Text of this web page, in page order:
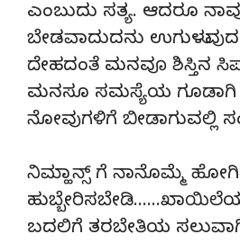
ಎಂಬುದು ಸತ್ಯ. ಆದರೂ
ಬೇಡವಾದುದನು
ದೇಹದಂತೆ ಮನವೂ ಶಿಸ್ತಿನ
ಮನಸೂ ಸಮಸ್ಯೆಯ ಗೂಡಾಗಿ
ನೋವುಗಳಿಗೆ ಬೀಡಾಗುವಲ್ಲಿ
ನಿಮ್ಹಾನ್ಸ್ ಗೆ ನಾನೊಮ್ಮೆ
ಹುಬ್ಬೇರಿಸಬೇಡಿ……ಖಾಯಿಲೆಯ
ಬದಲಿಗೆ ತರಬೇತಿಯ